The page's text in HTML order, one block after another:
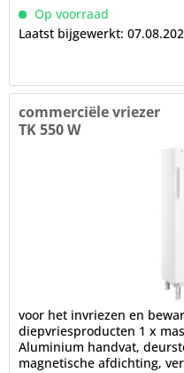
Op voorraad
Laatst bijgewerkt:
commerciële vriezer
TK 550 W
voor het invriezen en
diepvriesproducten 1 x
Aluminium handvat,
magnetische afdichting,